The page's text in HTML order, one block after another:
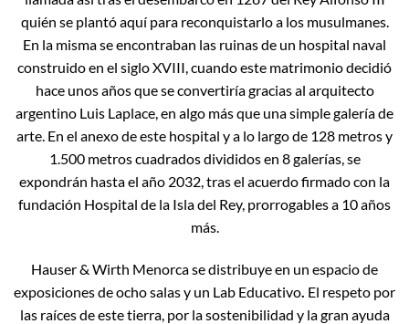
quién se plantó aquí para reconquistarlo a los musulmanes.
En la misma se encontraban las ruinas de un hospital naval
construido en el siglo XVIII, cuando este matrimonio decidió
hace unos años que se convertiría gracias al arquitecto
argentino Luis Laplace, en algo más que una simple galería de
arte. En el anexo de este hospital y a lo largo de 128 metros y
1.500 metros cuadrados divididos en 8 galerías, se
expondrán hasta el año 2032, tras el acuerdo firmado con la
fundación Hospital de la Isla del Rey, prorrogables a 10 años
más.
Hauser & Wirth Menorca se distribuye en un espacio de
exposiciones de ocho salas y un Lab Educativo. El respeto por
las raíces de este tierra, por la sostenibilidad y la gran ayuda